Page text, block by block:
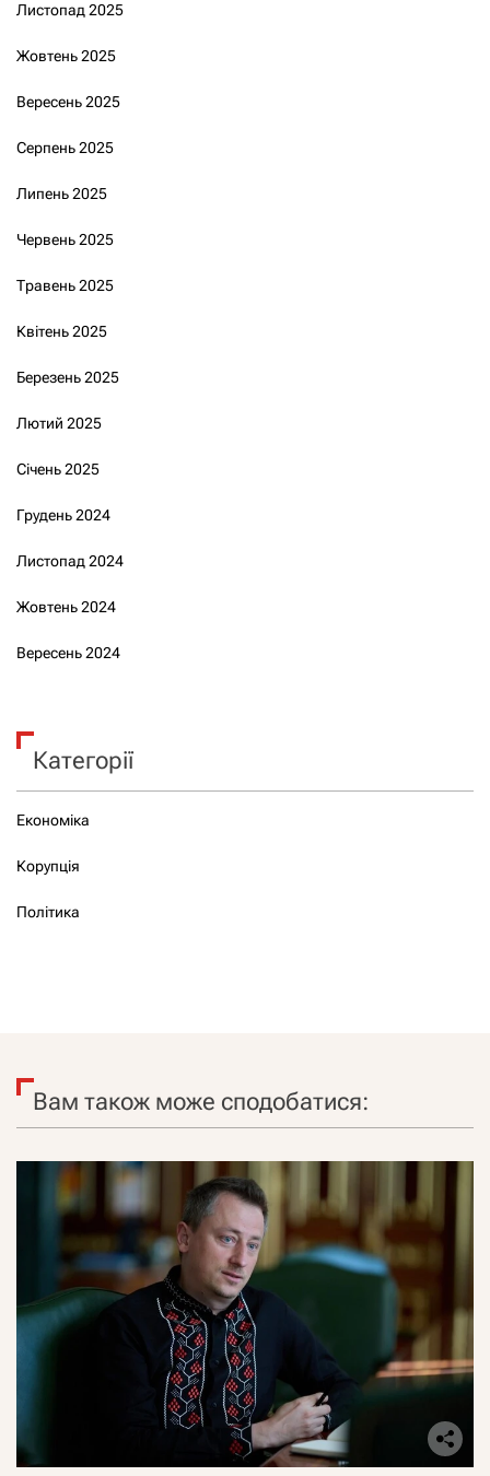
Листопад 2025
Жовтень 2025
Вересень 2025
Серпень 2025
Липень 2025
Червень 2025
Травень 2025
Квітень 2025
Березень 2025
Лютий 2025
Січень 2025
Грудень 2024
Листопад 2024
Жовтень 2024
Вересень 2024
Категорії
Економіка
Корупція
Політика
Вам також може сподобатися: